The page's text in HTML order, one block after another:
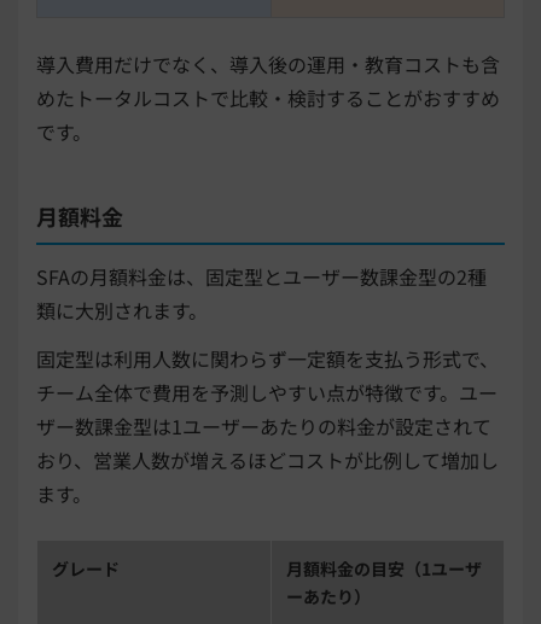
導入費用だけでなく、導入後の運用・教育コストも含
めたトータルコストで比較・検討することがおすすめ
です。
月額料金
SFAの月額料金は、固定型とユーザー数課金型の2種
類に大別されます。
固定型は利用人数に関わらず一定額を支払う形式で、
チーム全体で費用を予測しやすい点が特徴です。ユー
ザー数課金型は1ユーザーあたりの料金が設定されて
おり、営業人数が増えるほどコストが比例して増加し
ます。
グレード
月額料金の目安（1ユーザ
ーあたり）